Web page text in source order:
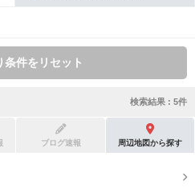
リピーター割引あり
条件をリセット
検索結果 : 5件
ブログ速報 周辺地図から探す